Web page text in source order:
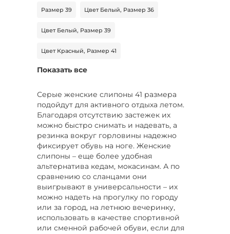
Размер 39 Цвет Белый, Размер 36
Цвет Белый, Размер 39
Цвет Красный, Размер 41
Цвет Бежевый, Размер 41
Цвет Серый, Размер 38
Цвет Серый, Размер 40
Цвет Коричневый, Размер 38
Цвет Коричневый, Размер 39
Цвет Красный, Размер 40
Цвет Мультиколор, Размер 39
Цвет Бордовый, Размер 41
Показать все
Серые женские слипоны 41 размера
подойдут для активного отдыха летом.
Благодаря отсутствию застежек их
можно быстро снимать и надевать, а
резинка вокруг горловины надежно
фиксирует обувь на ноге. Женские
слипоны – еще более удобная
альтернатива кедам, мокасинам. А по
сравнению со сланцами они
выигрывают в универсальности – их
можно надеть на прогулку по городу
или за город, на летнюю вечеринку,
использовать в качестве спортивной
или сменной рабочей обуви, если для